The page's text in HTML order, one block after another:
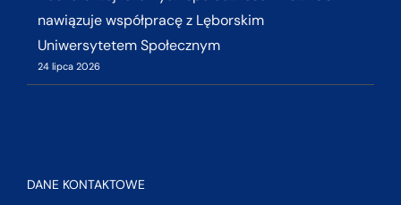
nawiązuje współpracę z Lęborskim
Uniwersytetem Społecznym
24 lipca 2026
DANE KONTAKTOWE